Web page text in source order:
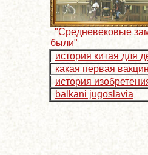
"Средневековые
были"
история китая для
какая первая
история
balkani jugoslavia